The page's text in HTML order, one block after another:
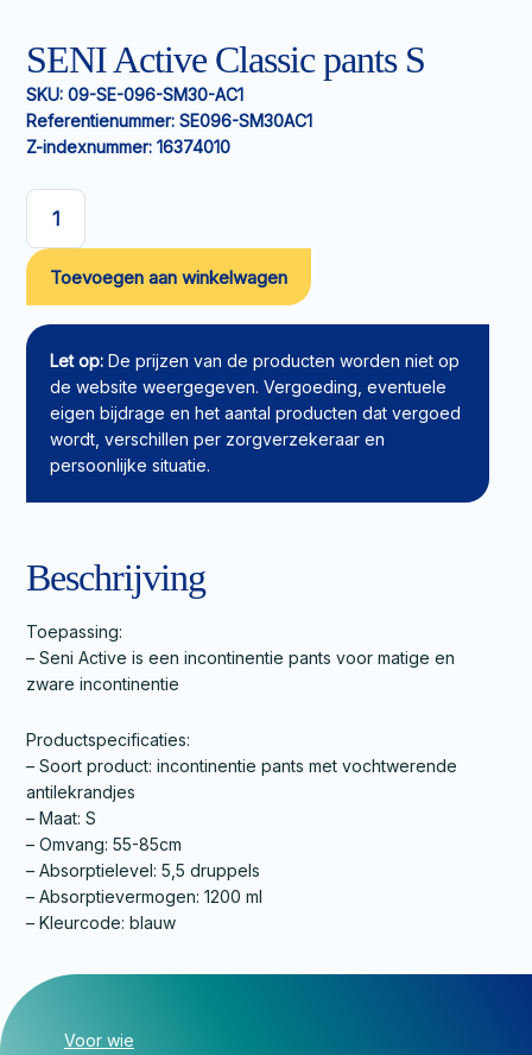
SENI Active Classic pants S
SKU: 09-SE-096-SM30-AC1
Referentienummer: SE096-SM30AC1
Z-indexnummer: 16374010
SENI
Active
Classic
pants
S
aantal
Toevoegen aan winkelwagen
Let op: De prijzen van de producten worden niet op
de website weergegeven. Vergoeding, eventuele
eigen bijdrage en het aantal producten dat vergoed
wordt, verschillen per zorgverzekeraar en
persoonlijke situatie.
Beschrijving
Toepassing:
– Seni Active is een incontinentie pants voor matige en
zware incontinentie
Productspecificaties:
– Soort product: incontinentie pants met vochtwerende
antilekrandjes
– Maat: S
– Omvang: 55-85cm
– Absorptielevel: 5,5 druppels
– Absorptievermogen: 1200 ml
– Kleurcode: blauw
Voor wie